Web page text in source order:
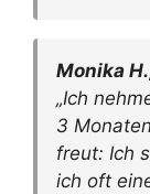
Monika
„Ich
3
freut: Ich
ich oft